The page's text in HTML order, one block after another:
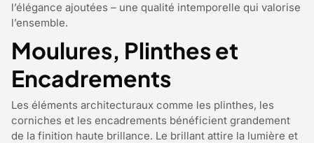
l’élégance ajoutées – une qualité intemporelle qui valorise
l’ensemble.
Moulures, Plinthes et
Encadrements
Les éléments architecturaux comme les plinthes, les
corniches et les encadrements bénéficient grandement
de la finition haute brillance. Le brillant attire la lumière et